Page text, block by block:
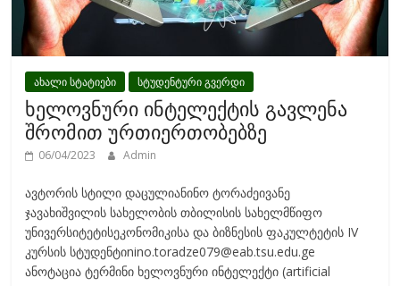
ახალი სტატიები სტუდენტური გვერდი
ხელოვნური ინტელექტის გავლენა
შრომით ურთიერთობებზე
06/04/2023 Admin
ავტორის სტილი დაცულიანინო ტორაძეივანე
ჯავახიშვილის სახელობის თბილისის სახელმწიფო
უნივერსიტეტისეკონომიკისა და ბიზნესის ფაკულტეტის IV
კურსის სტუდენტიnino.toradze079@eab.tsu.edu.ge
ანოტაცია ტერმინი ხელოვნური ინტელექტი (artificial